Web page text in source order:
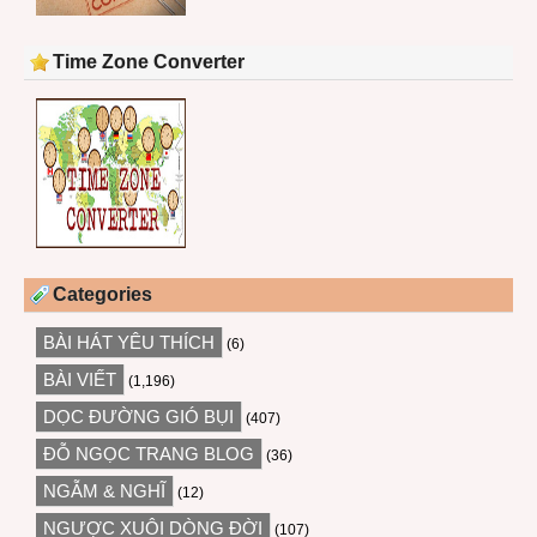
Time Zone Converter
Categories
BÀI HÁT YÊU THÍCH (6)
BÀI VIẾT (1,196)
DỌC ĐƯỜNG GIÓ BỤI (407)
ĐỖ NGỌC TRANG BLOG (36)
NGẪM & NGHĨ (12)
NGƯỢC XUÔI DÒNG ĐỜI (107)